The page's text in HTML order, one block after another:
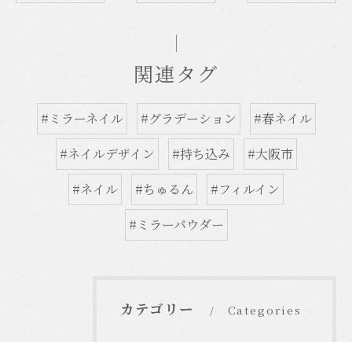
関連タグ
#ミラーネイル #グラデーション
#春ネイル
#ネイルデザイン
#持ち込み
#大阪市
#ネイル
#ちゅるん
#フィルイン
#ミラーパウダー
カテゴリー Categories